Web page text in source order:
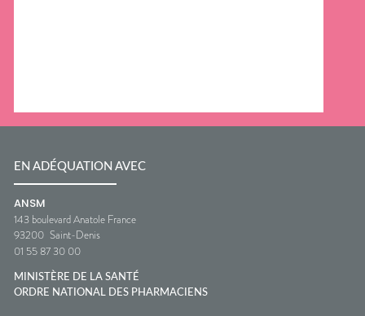
EN ADÉQUATION AVEC
ANSM
143 boulevard Anatole France
93200 Saint-Denis
01 55 87 30 00
MINISTÈRE DE LA SANTÉ
ORDRE NATIONAL DES PHARMACIENS